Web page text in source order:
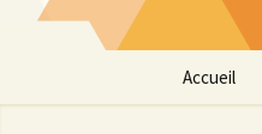
Accueil